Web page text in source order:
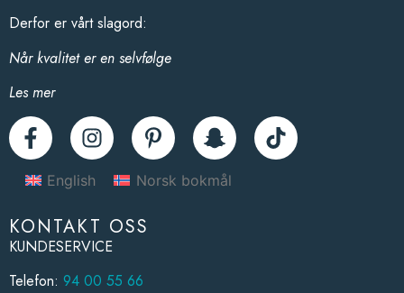
Derfor er vårt slagord:
Når kvalitet er en selvfølge
Les mer
English Norsk bokmål
KONTAKT OSS
KUNDESERVICE
Telefon: 94 00 55 66